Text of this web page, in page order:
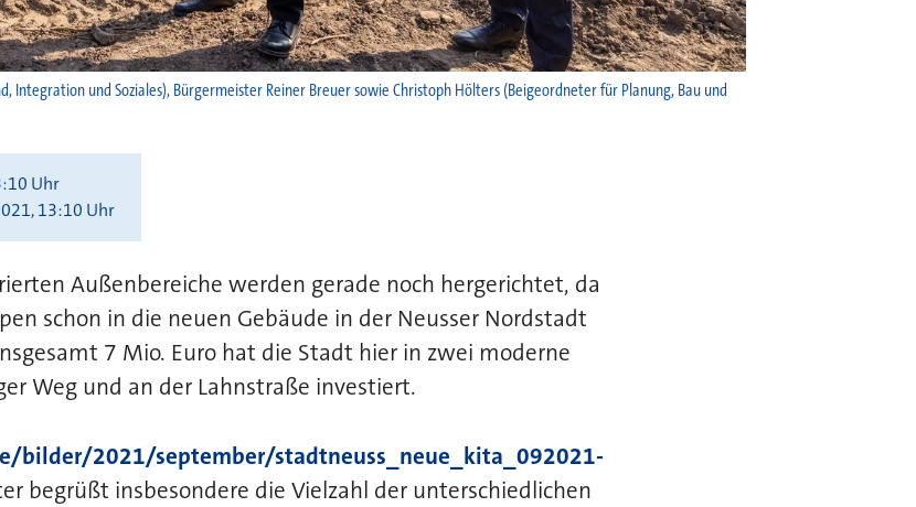
Integration und Soziales), Bürgermeister Reiner Breuer sowie Christoph Hölters (Beigeordneter für Planung, Bau und
Uhr
13:10 Uhr
Außenbereiche werden gerade noch hergerichtet, da
schon in die neuen Gebäude in der Neusser Nordstadt
7 Mio. Euro hat die Stadt hier in zwei moderne
Weg und an der Lahnstraße investiert.
bilder/2021/september/stadtneuss_neue_kita_092021-
begrüßt insbesondere die Vielzahl der unterschiedlichen